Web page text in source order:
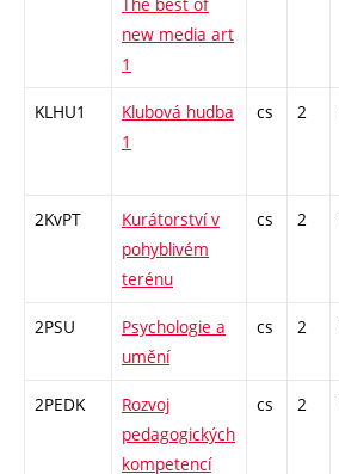
new media art
1
KLHU1
Klubová hudba
1
cs 2
2KvPT
Kurátorství v
pohyblivém
terénu
cs 2
2PSU
Psychologie a
umění
cs 2
2PEDK
Rozvoj
pedagogických
kompetencí
cs 2